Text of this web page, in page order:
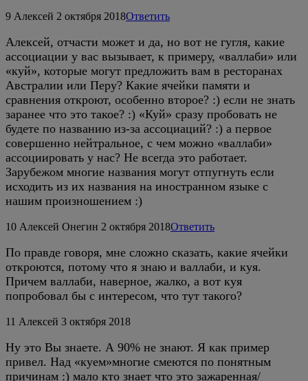
9 Алексей 2 октября 2018Ответить
Алексей, отчасти может и да, но вот не гугля, какие
ассоциации у вас вызывает, к примеру, «валлаби» или
«куй», которые могут предложить вам в ресторанах
Австралии или Перу? Какие ячейки памяти и
сравнения откроют, особенно второе? :) если не знать
заранее что это такое? :) «Куй» сразу пробовать не
будете по названию из-за ассоциаций? :) а первое
совершенно нейтральное, с чем можно «валлаби»
ассоциировать у нас? Не всегда это работает.
Зарубежом многие названия могут отпугнуть если
исходить из их названия на иностранном языке с
нашим произношением :)
10 Алексей Онегин 2 октября 2018Ответить
По правде говоря, мне сложно сказать, какие ячейки
откроются, потому что я знаю и валлаби, и куя.
Причем валлаби, наверное, жалко, а вот куя
попробовал бы с интересом, что тут такого?
11 Алексей 3 октября 2018
Ну это Вы знаете. А 90% не знают. Я как пример
привел. Над «куем»многие смеются по понятным
причинам :) мало кто знает что это зажаренная/